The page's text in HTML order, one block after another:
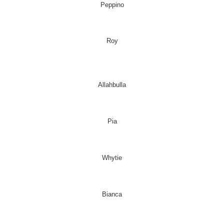
Peppino
Roy
Allahbulla
Pia
Whytie
Bianca